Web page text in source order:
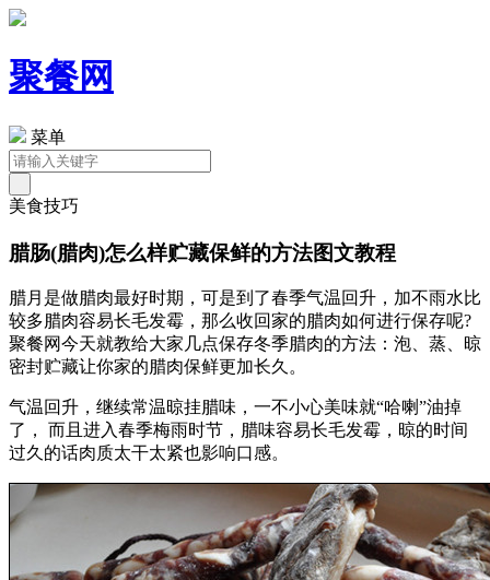
聚餐网
菜单
美食技巧
腊肠(腊肉)怎么样贮藏保鲜的方法图文教程
腊月是做腊肉最好时期，可是到了春季气温回升，加不雨水比
较多腊肉容易长毛发霉，那么收回家的腊肉如何进行保存呢?
聚餐网今天就教给大家几点保存冬季腊肉的方法：泡、蒸、晾
密封贮藏让你家的腊肉保鲜更加长久。
气温回升，继续常温晾挂腊味，一不小心美味就“哈喇”油掉
了， 而且进入春季梅雨时节，腊味容易长毛发霉，晾的时间
过久的话肉质太干太紧也影响口感。